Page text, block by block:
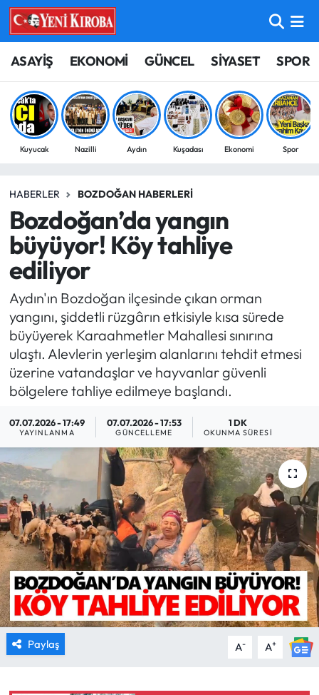
ASAYİŞ EKONOMİ GÜNCEL SİYASET SPOR
Kuyucak Nazilli Aydın Kuşadası Ekonomi Spor
HABERLER BOZDOĞAN HABERLERI
Bozdoğan’da yangın
büyüyor! Köy tahliye
ediliyor
Aydın'ın Bozdoğan ilçesinde çıkan orman
yangını, şiddetli rüzgârın etkisiyle kısa sürede
büyüyerek Karaahmetler Mahallesi sınırına
ulaştı. Alevlerin yerleşim alanlarını tehdit etmesi
üzerine vatandaşlar ve hayvanlar güvenli
bölgelere tahliye edilmeye başlandı.
07.07.2026 - 17:49
YAYINLANMA
07.07.2026 - 17:53
GÜNCELLEME
1 DK
OKUNMA SÜRESI
Paylaş A- A+
ASAYİŞ
BİLİM-TEKNOLOJİ
ÇEVRE
EĞİTİM
EKONOMİ
GÜNCEL
GÜNDEM
MAGAZİN
SAĞLIK
SİYASET
SPOR
TARIM
TURİZM
YAŞAM
RESMİ İLANLAR
HABER İLAN
Aydın Nöbetçi Eczaneler
Aydın Hava Durumu
Aydin Namaz Vakitleri
Süper Lig Puan Durumu ve Fikstür
Tüm Manşetler
Son Dakika Haberleri
Haber Arşivi